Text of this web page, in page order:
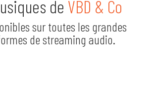
de VBD & Co
sur toutes les grandes
de streaming audio.